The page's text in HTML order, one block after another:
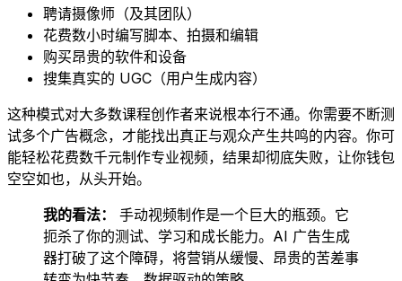
聘请摄像师（及其团队）
花费数小时编写脚本、拍摄和编辑
购买昂贵的软件和设备
搜集真实的 UGC（用户生成内容）
这种模式对大多数课程创作者来说根本行不通。你需要不断测
试多个广告概念，才能找出真正与观众产生共鸣的内容。你可
能轻松花费数千元制作专业视频，结果却彻底失败，让你钱包
空空如也，从头开始。
我的看法：
手动视频制作是一个巨大的瓶颈。它
扼杀了你的测试、学习和成长能力。AI 广告生成
器打破了这个障碍，将营销从缓慢、昂贵的苦差事